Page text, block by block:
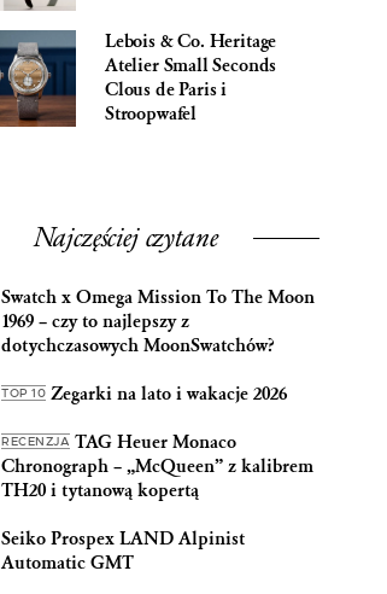
Lebois & Co. Heritage
Atelier Small Seconds
Clous de Paris i
Stroopwafel
Najczęściej czytane
Swatch x Omega Mission To The Moon
1969 – czy to najlepszy z
dotychczasowych MoonSwatchów?
TOP 10 Zegarki na lato i wakacje 2026
RECENZJA TAG Heuer Monaco
Chronograph – „McQueen” z kalibrem
TH20 i tytanową kopertą
Seiko Prospex LAND Alpinist
Automatic GMT